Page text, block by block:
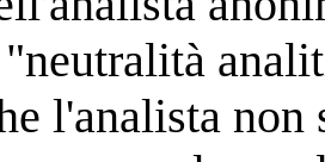
l'analista